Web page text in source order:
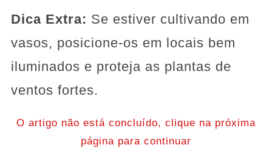
Dica Extra: Se estiver cultivando em
vasos, posicione-os em locais bem
iluminados e proteja as plantas de
ventos fortes.
O artigo não está concluído, clique na próxima
página para continuar